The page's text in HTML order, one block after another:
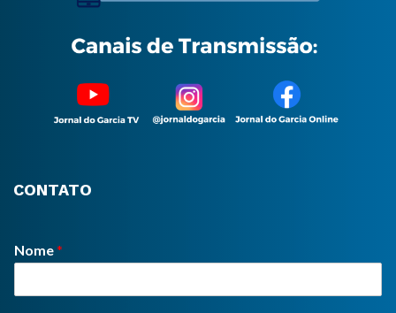
CONTATO
Nome*